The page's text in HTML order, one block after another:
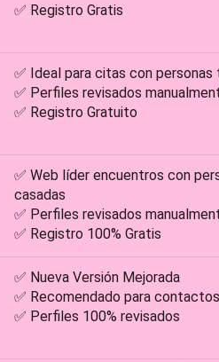
✅ Registro Gratis
✅ Ideal para citas con personas
✅ Perfiles revisados
✅ Registro Gratuito
✅ Web líder encuentros con
casadas
✅ Perfiles revisados
✅ Registro 100% Gratis
✅ Nueva Versión Mejorada
✅ Recomendado para
✅ Perfiles 100% revisados